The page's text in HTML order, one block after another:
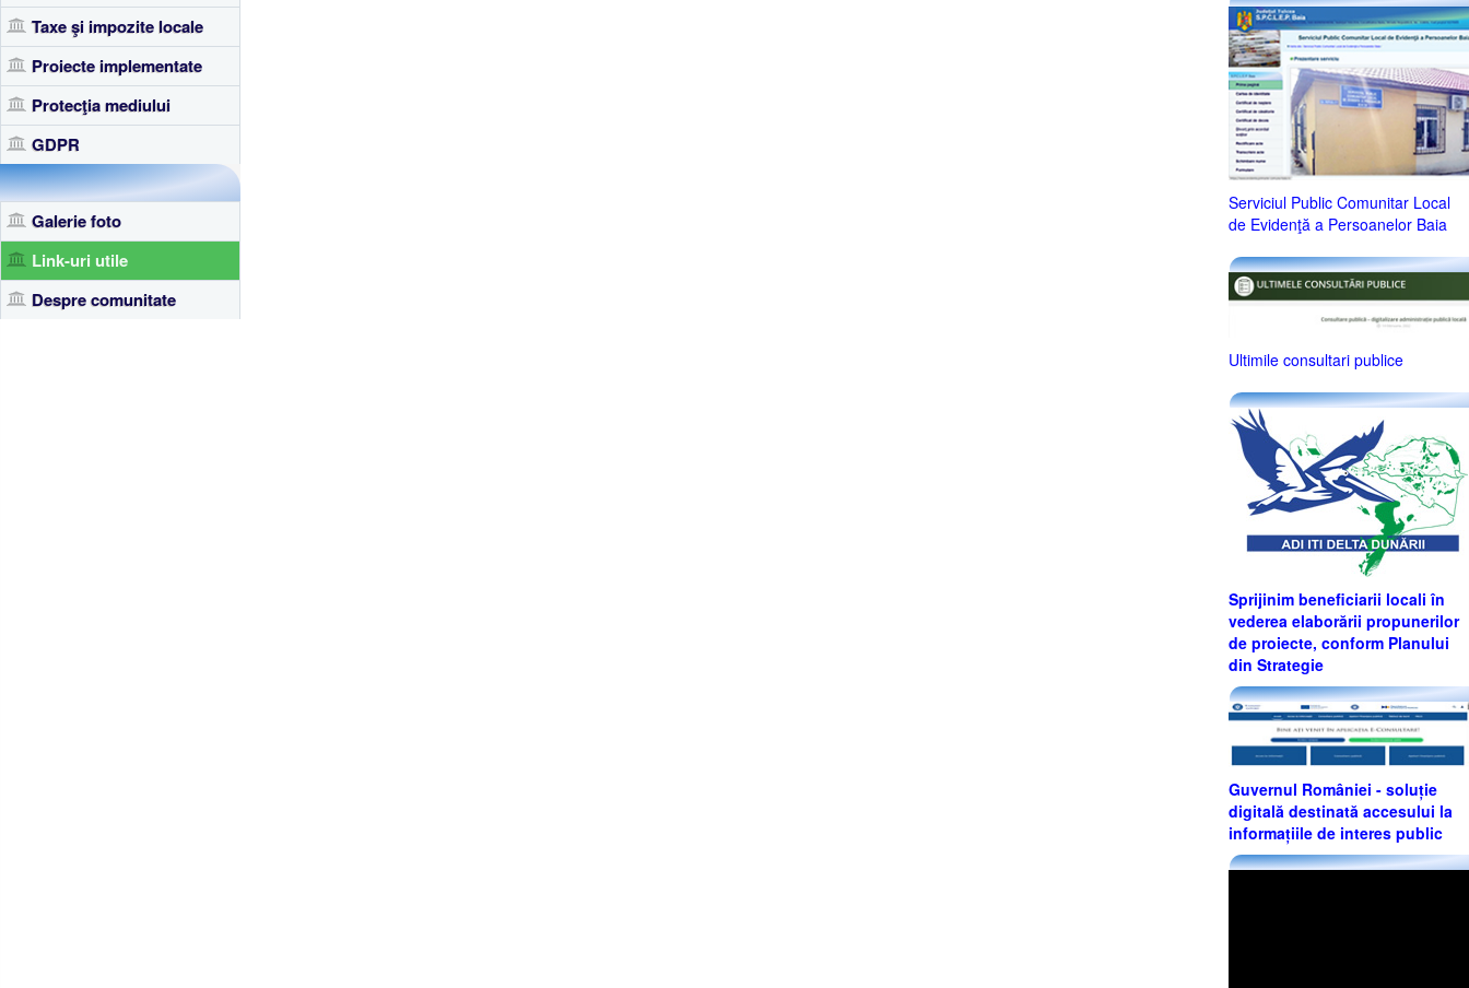
Taxe şi impozite locale
Proiecte implementate
Protecţia mediului
GDPR
Galerie foto
Link-uri utile
Despre comunitate
Serviciul Public Comunitar Local
de Evidenţă a Persoanelor Baia
Ultimile consultari publice
Sprijinim beneficiarii locali în
vederea elaborării propunerilor
de proiecte, conform Planului
din Strategie
Guvernul României - soluție
digitală destinată accesului la
informațiile de interes public